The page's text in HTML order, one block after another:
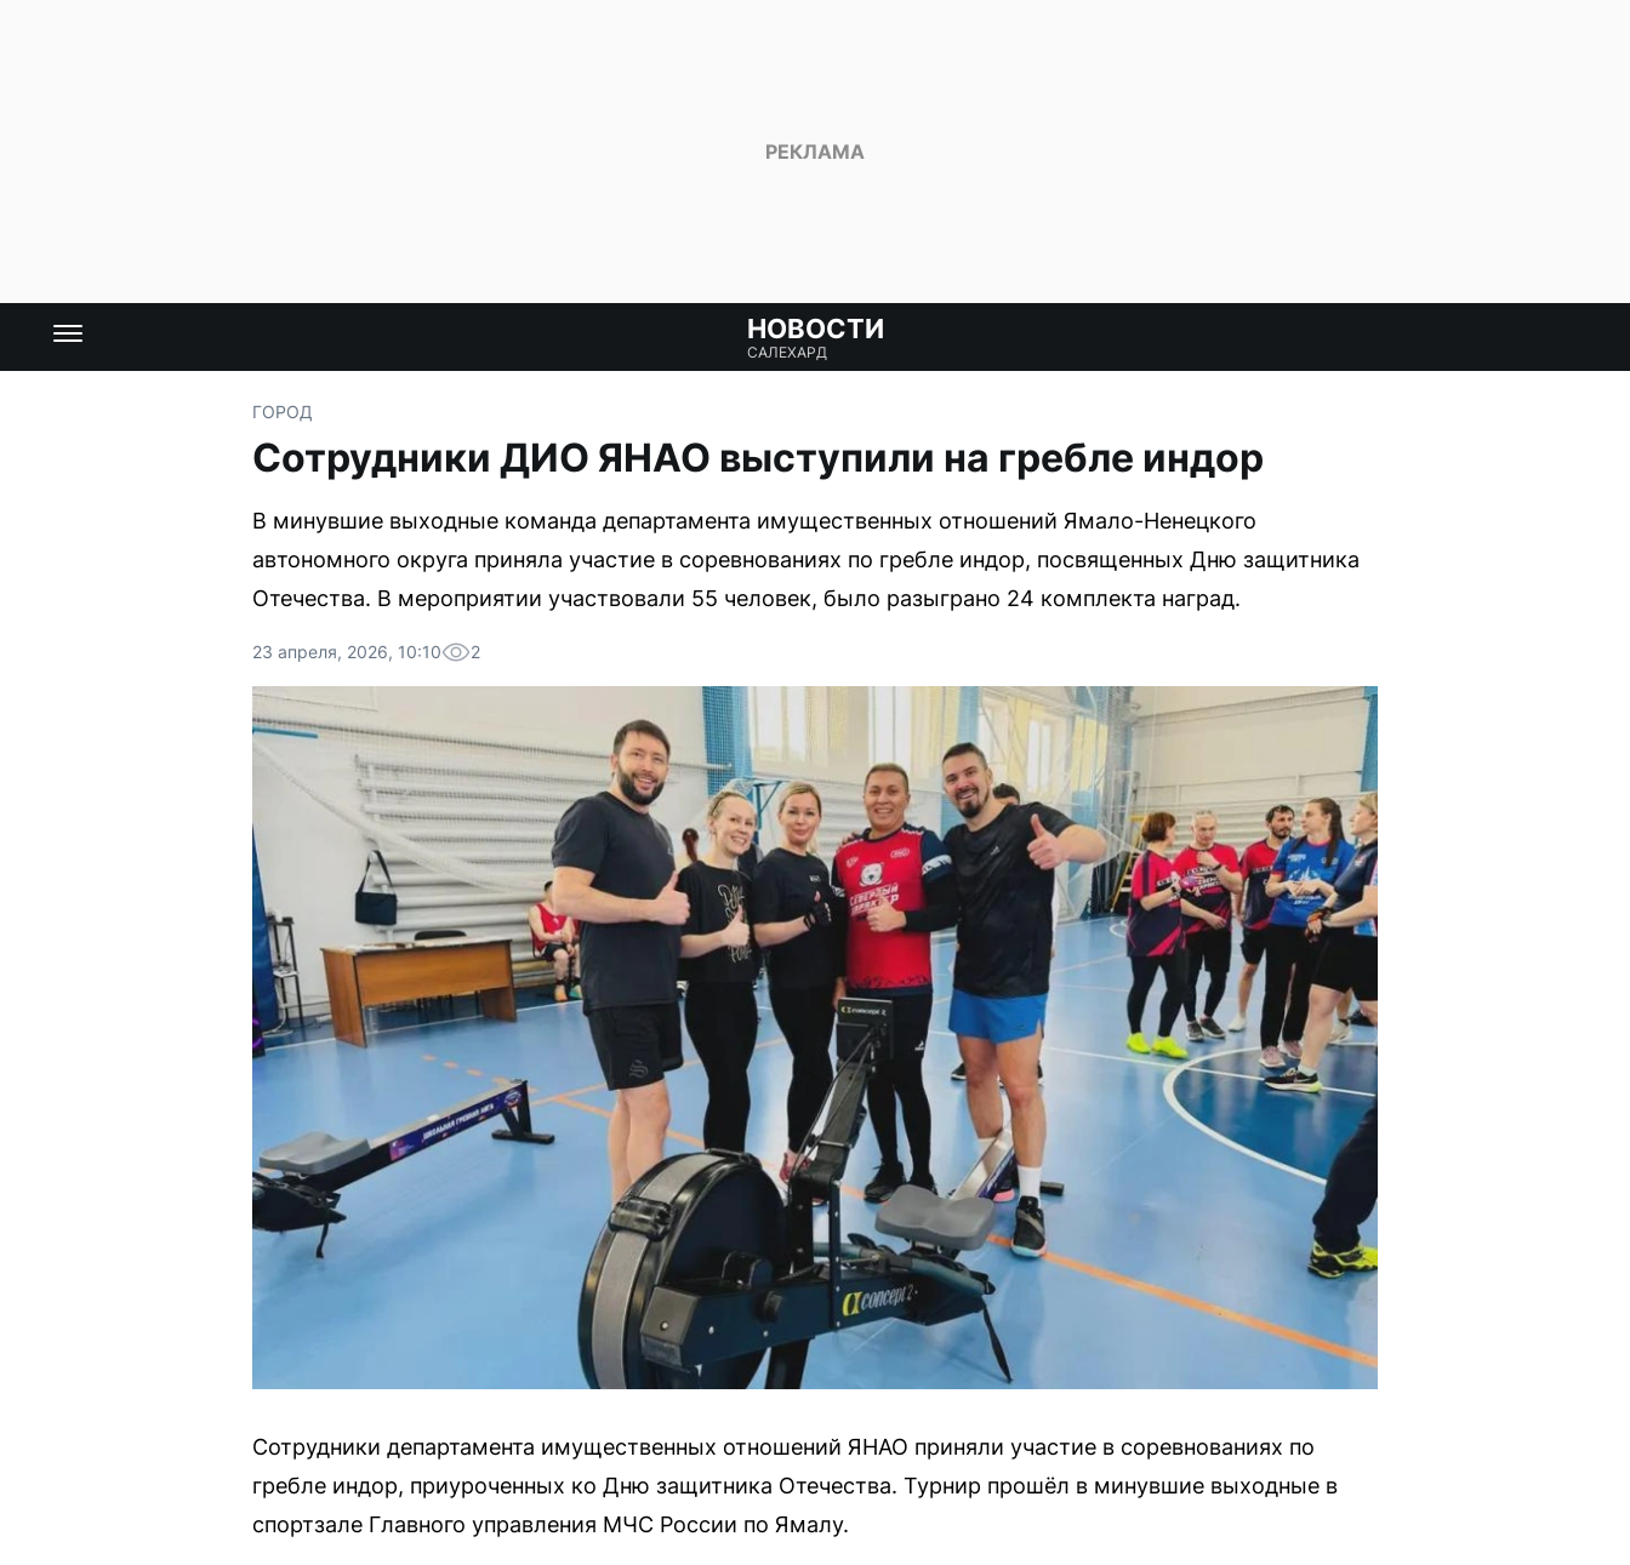
НОВОСТИ
САЛЕХАРД
ГОРОД
Сотрудники ДИО ЯНАО выступили на гребле индор
В минувшие выходные команда департамента имущественных отношений Ямало-Ненецкого
автономного округа приняла участие в соревнованиях по гребле индор, посвященных Дню защитника
Отечества. В мероприятии участвовали 55 человек, было разыграно 24 комплекта наград.
23 апреля, 2026, 10:10 2
Сотрудники департамента имущественных отношений ЯНАО приняли участие в соревнованиях по
гребле индор, приуроченных ко Дню защитника Отечества. Турнир прошёл в минувшие выходные в
спортзале Главного управления МЧС России по Ямалу.